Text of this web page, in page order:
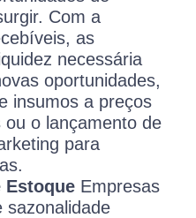
Com a
as
necessária
oportunidades,
insumos a preços
o lançamento de
para
Estoque Empresas
sazonalidade